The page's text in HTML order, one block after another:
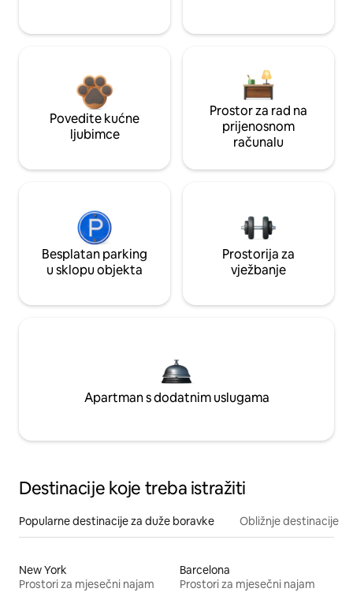
Povedite kućne
ljubimce
Prostor za rad na
prijenosnom
računalu
Besplatan parking
u sklopu objekta
Prostorija za
vježbanje
Apartman s dodatnim uslugama
Destinacije koje treba istražiti
Popularne destinacije za duže boravke Obližnje destinacije
New York
Prostori za mjesečni najam
Barcelona
Prostori za mjesečni najam